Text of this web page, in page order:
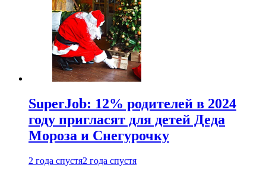
SuperJob: 12% родителей в 2024
году пригласят для детей Деда
Мороза и Снегурочку
2 года спустя2 года спустя